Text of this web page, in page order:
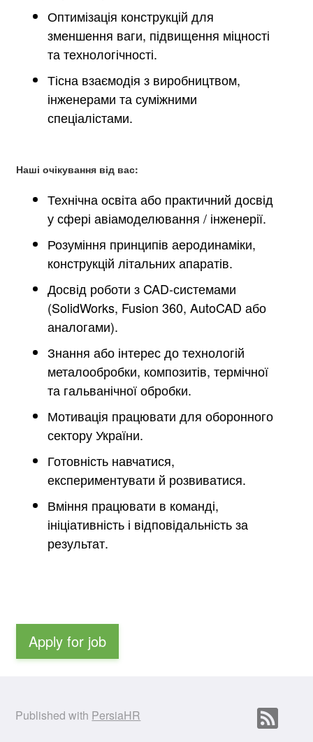
Оптимізація конструкцій для
зменшення ваги, підвищення міцності
та технологічності.
Тісна взаємодія з виробництвом,
інженерами та суміжними
спеціалістами.
Наші очікування від вас:
Технічна освіта або практичний досвід
у сфері авіамоделювання / інженерії.
Розуміння принципів аеродинаміки,
конструкцій літальних апаратів.
Досвід роботи з CAD-системами
(SolidWorks, Fusion 360, AutoCAD або
аналогами).
Знання або інтерес до технологій
металообробки, композитів, термічної
та гальванічної обробки.
Мотивація працювати для оборонного
сектору України.
Готовність навчатися,
експериментувати й розвиватися.
Вміння працювати в команді,
ініціативність і відповідальність за
результат.
Apply for job
Published with PersiaHR